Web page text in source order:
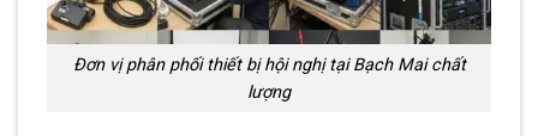
Đơn vị phân phối thiết bị hội nghị tại Bạch Mai chất
lượng